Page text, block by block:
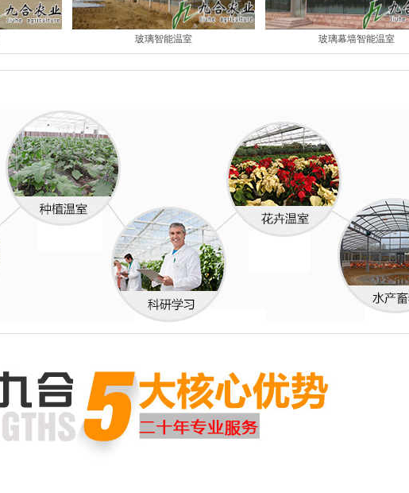
玻璃智能温室 玻璃幕墙智能温室